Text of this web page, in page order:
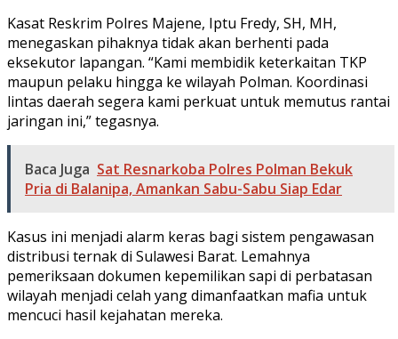
Kasat Reskrim Polres Majene, Iptu Fredy, SH, MH,
menegaskan pihaknya tidak akan berhenti pada
eksekutor lapangan. “Kami membidik keterkaitan TKP
maupun pelaku hingga ke wilayah Polman. Koordinasi
lintas daerah segera kami perkuat untuk memutus rantai
jaringan ini,” tegasnya.
Baca Juga Sat Resnarkoba Polres Polman Bekuk
Pria di Balanipa, Amankan Sabu-Sabu Siap Edar
Kasus ini menjadi alarm keras bagi sistem pengawasan
distribusi ternak di Sulawesi Barat. Lemahnya
pemeriksaan dokumen kepemilikan sapi di perbatasan
wilayah menjadi celah yang dimanfaatkan mafia untuk
mencuci hasil kejahatan mereka.